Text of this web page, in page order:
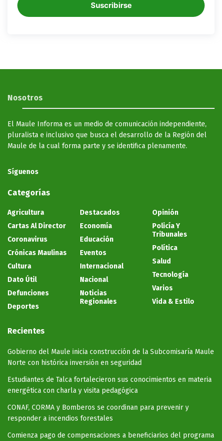
Suscribirse
Nosotros
El Maule Informa es un medio de comunicación independiente,
pluralista e inclusivo que busca el desarrollo de la Región del
Maule de la cual forma parte y se identifica plenamente.
Síguenos
Categorías
Agricultura
Cartas Al Director
Coronavirus
Crónicas Maulinas
Cultura
Dato Útil
Defunciones
Deportes
Destacados
Economía
Educación
Eventos
Internacional
Nacional
Noticias
Regionales
Opinión
Policía Y
Tribunales
Política
Salud
Tecnología
Varios
Vida & Estilo
Recientes
Gobierno del Maule inicia construcción de la Subcomisaría Maule
Norte con histórica inversión en seguridad
Estudiantes de Talca fortalecieron sus conocimientos en materia
energética con charla y visita pedagógica
CONAF, CORMA y Bomberos se coordinan para prevenir y
responder a incendios forestales
Comienza pago de compensaciones a beneficiarios del programa